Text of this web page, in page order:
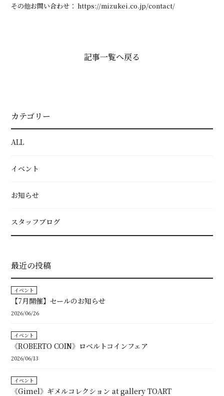
カテゴリー
ALL
イベント
お知らせ
スタッフブログ
最近の投稿
イベント
【7月開催】セールのお知らせ
2026/06/26
イベント
《ROBERTO COIN》ロベルトコインフェア
2026/06/13
イベント
《Gimel》ギメルコレクション at gallery TOART
その他お問い合わせ：https://mizukei.co.jp/contact/
記事一覧へ戻る